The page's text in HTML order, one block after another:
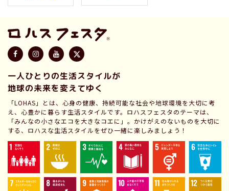
一人ひとりの生活スタイルが
地球の未来を変えてゆく
「LOHAS」とは、心身の健康、持続可能な社会や地球環境を大切に考
え、心豊かに暮らす生活スタイルです。ロハスフェスタのテーマは、
「みんなの小さなエコを大きなコエに」。かけがえのないものを大切に
する、ロハスな生活スタイルをぜひ一緒に楽しみましょう！